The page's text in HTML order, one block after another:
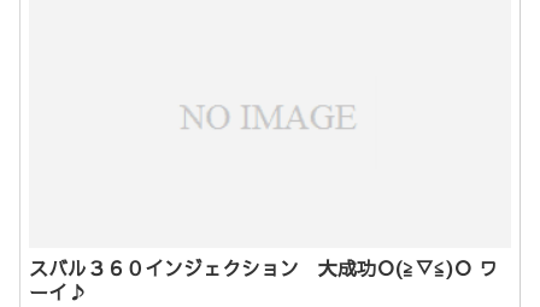
スバル３６０インジェクション 大成功Ｏ(≧▽≦)Ｏ ワ
ーイ♪